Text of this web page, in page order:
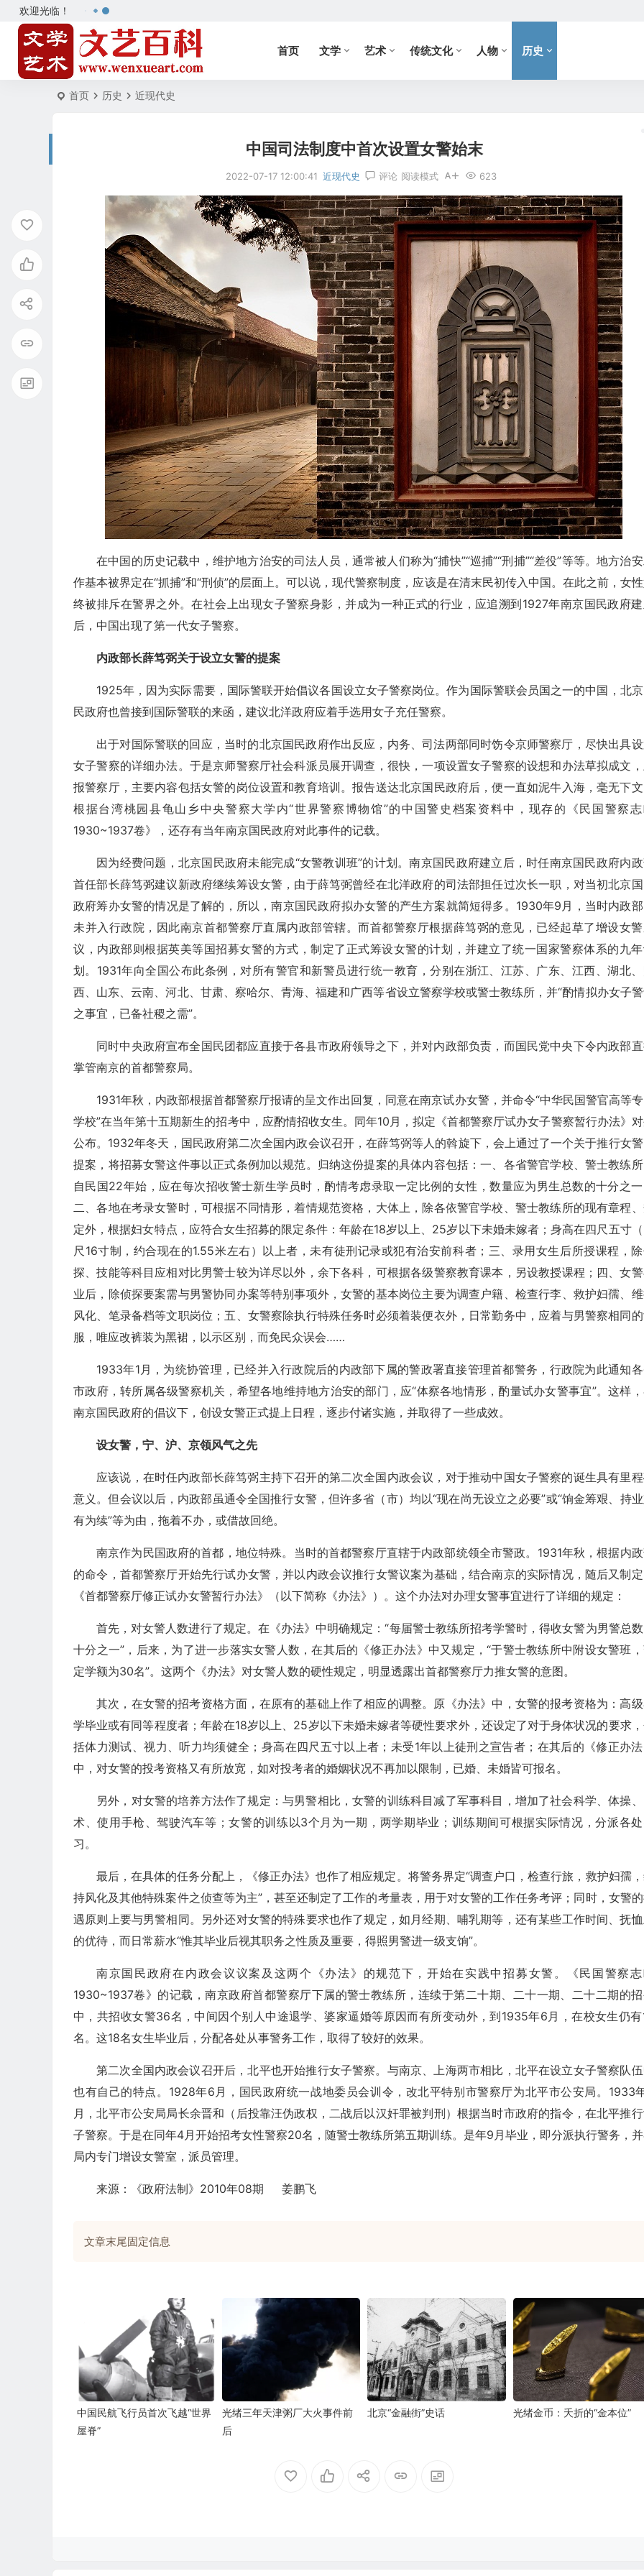
欢迎光临！
首页 文学 艺术 传统文化 人物 历史
首页 历史 近现代史
中国司法制度中首次设置女警始末
2022-07-17 12:00:41 近现代史 评论 623
阅读模式
在中国的历史记载中，维护地方治安的司法人员，通常被人们称为“捕快”“巡捕”“刑捕”“差役”等等。地方治
作基本被界定在“抓捕”和“刑侦”的层面上。可以说，现代警察制度，应该是在清末民初传入中国。在此之前，女
终被排斥在警界之外。在社会上出现女子警察身影，并成为一种正式的行业，应追溯到1927年南京国民政府
后，中国出现了第一代女子警察。
内政部长薛笃弼关于设立女警的提案
1925年，因为实际需要，国际警联开始倡议各国设立女子警察岗位。作为国际警联会员国之一的中国，北
民政府也曾接到国际警联的来函，建议北洋政府应着手选用女子充任警察。
出于对国际警联的回应，当时的北京国民政府作出反应，内务、司法两部同时饬令京师警察厅，尽快出具
女子警察的详细办法。于是京师警察厅社会科派员展开调查，很快，一项设置女子警察的设想和办法草拟成文
报警察厅，主要内容包括女警的岗位设置和教育培训。报告送达北京国民政府后，便一直如泥牛入海，毫无下文
根据台湾桃园县龟山乡中央警察大学内“世界警察博物馆”的中国警史档案资料中，现存的《民国警察志
1930~1937卷》，还存有当年南京国民政府对此事件的记载。
因为经费问题，北京国民政府未能完成“女警教训班”的计划。南京国民政府建立后，时任南京国民政府内
首任部长薛笃弼建议新政府继续筹设女警，由于薛笃弼曾经在北洋政府的司法部担任过次长一职，对当初北京
政府筹办女警的情况是了解的，所以，南京国民政府拟办女警的产生方案就简短得多。1930年9月，当时内政
未并入行政院，因此南京首都警察厅直属内政部管辖。而首都警察厅根据薛笃弼的意见，已经起草了增设女警
议，内政部则根据英美等国招募女警的方式，制定了正式筹设女警的计划，并建立了统一国家警察体系的九
划。1931年向全国公布此条例，对所有警官和新警员进行统一教育，分别在浙江、江苏、广东、江西、湖北
西、山东、云南、河北、甘肃、察哈尔、青海、福建和广西等省设立警察学校或警士教练所，并“酌情拟办女子
之事宜，已备社稷之需”。
同时中央政府宣布全国民团都应直接于各县市政府领导之下，并对内政部负责，而国民党中央下令内政部
掌管南京的首都警察局。
1931年秋，内政部根据首都警察厅报请的呈文作出回复，同意在南京试办女警，并命令“中华民国警官高等
学校”在当年第十五期新生的招考中，应酌情招收女生。同年10月，拟定《首都警察厅试办女子警察暂行办法》
公布。1932年冬天，国民政府第二次全国内政会议召开，在薛笃弼等人的斡旋下，会上通过了一个关于推行女
提案，将招募女警这件事以正式条例加以规范。归纳这份提案的具体内容包括：一、各省警官学校、警士教练所
自民国22年始，应在每次招收警士新生学员时，酌情考虑录取一定比例的女性，数量应为男生总数的十分之一
二、各地在考录女警时，可根据不同情形，着情规范资格，大体上，除各依警官学校、警士教练所的现有章程
定外，根据妇女特点，应符合女生招募的限定条件：年龄在18岁以上、25岁以下未婚未嫁者；身高在四尺五寸
尺16寸制，约合现在的1.55米左右）以上者，未有徒刑记录或犯有治安前科者；三、录用女生后所授课程，
探、技能等科目应相对比男警士较为详尽以外，余下各科，可根据各级警察教育课本，另设教授课程；四、女
业后，除侦探要案需与男警协同办案等特别事项外，女警的基本岗位主要为调查户籍、检查行李、救护妇孺、
风化、笔录备档等文职岗位；五、女警察除执行特殊任务时必须着装便衣外，日常勤务中，应着与男警察相同
服，唯应改裤装为黑裙，以示区别，而免民众误会……
1933年1月，为统协管理，已经并入行政院后的内政部下属的警政署直接管理首都警务，行政院为此通知
市政府，转所属各级警察机关，希望各地维持地方治安的部门，应“体察各地情形，酌量试办女警事宜”。这样
南京国民政府的倡议下，创设女警正式提上日程，逐步付诸实施，并取得了一些成效。
设女警，宁、沪、京领风气之先
应该说，在时任内政部长薛笃弼主持下召开的第二次全国内政会议，对于推动中国女子警察的诞生具有里
意义。但会议以后，内政部虽通令全国推行女警，但许多省（市）均以“现在尚无设立之必要”或“饷金筹艰、持
有为续”等为由，拖着不办，或借故回绝。
南京作为民国政府的首都，地位特殊。当时的首都警察厅直辖于内政部统领全市警政。1931年秋，根据内
的命令，首都警察厅开始先行试办女警，并以内政会议推行女警议案为基础，结合南京的实际情况，随后又制
《首都警察厅修正试办女警暂行办法》（以下简称《办法》）。这个办法对办理女警事宜进行了详细的规定：
首先，对女警人数进行了规定。在《办法》中明确规定：“每届警士教练所招考学警时，得收女警为男警总
十分之一”，后来，为了进一步落实女警人数，在其后的《修正办法》中又规定，“于警士教练所中附设女警班
定学额为30名”。这两个《办法》对女警人数的硬性规定，明显透露出首都警察厅力推女警的意图。
其次，在女警的招考资格方面，在原有的基础上作了相应的调整。原《办法》中，女警的报考资格为：高
学毕业或有同等程度者；年龄在18岁以上、25岁以下未婚未嫁者等硬性要求外，还设定了对于身体状况的要求
括体力测试、视力、听力均须健全；身高在四尺五寸以上者；未受1年以上徒刑之宣告者；在其后的《修正办法
中，对女警的投考资格又有所放宽，如对投考者的婚姻状况不再加以限制，已婚、未婚皆可报名。
另外，对女警的培养方法作了规定：与男警相比，女警的训练科目减了军事科目，增加了社会科学、体操
术、使用手枪、驾驶汽车等；女警的训练以3个月为一期，两学期毕业；训练期间可根据实际情况，分派各
习。
最后，在具体的任务分配上，《修正办法》也作了相应规定。将警务界定“调查户口，检查行旅，救护妇孺
持风化及其他特殊案件之侦查等为主”，甚至还制定了工作的考量表，用于对女警的工作任务考评；同时，女警
遇原则上要与男警相同。另外还对女警的特殊要求也作了规定，如月经期、哺乳期等，还有某些工作时间、抚
的优待，而日常薪水“惟其毕业后视其职务之性质及重要，得照男警进一级支饷”。
南京国民政府在内政会议议案及这两个《办法》的规范下，开始在实践中招募女警。《民国警察志
1930~1937卷》的记载，南京政府首都警察厅下属的警士教练所，连续于第二十期、二十一期、二十二期的
中，共招收女警36名，中间因个别人中途退学、婆家逼婚等原因而有所变动外，到1935年6月，在校女生仍有
名。这18名女生毕业后，分配各处从事警务工作，取得了较好的效果。
第二次全国内政会议召开后，北平也开始推行女子警察。与南京、上海两市相比，北平在设立女子警察队
也有自己的特点。1928年6月，国民政府统一战地委员会训令，改北平特别市警察厅为北平市公安局。1933
月，北平市公安局局长余晋和（后投靠汪伪政权，二战后以汉奸罪被判刑）根据当时市政府的指令，在北平推
子警察。于是在同年4月开始招考女性警察20名，随警士教练所第五期训练。是年9月毕业，即分派执行警务，
局内专门增设女警室，派员管理。
来源：《政府法制》2010年08期 姜鹏飞
文章末尾固定信息
中国民航飞行员首次飞越“世界
屋脊”
光绪三年天津粥厂大火事件前
后
北京“金融街”史话 光绪金币：夭折的“金本位”